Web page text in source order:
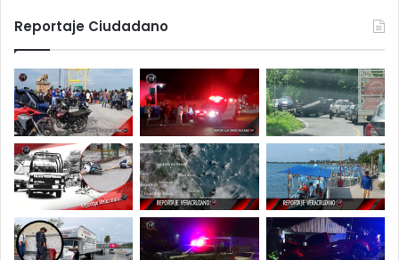
Reportaje Ciudadano